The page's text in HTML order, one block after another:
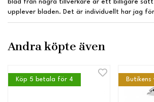
blad från några tillverkare är ett billigare
upplever bladen. Det är individuellt har jag
Andra köpte även
Köp 5 betala för 4 Butikens